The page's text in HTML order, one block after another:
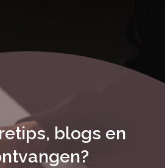
blogs en